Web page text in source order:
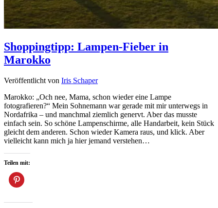
Shoppingtipp: Lampen-Fieber in
Marokko
Veröffentlicht von Iris Schaper
Marokko: „Och nee, Mama, schon wieder eine Lampe
fotografieren?“ Mein Sohnemann war gerade mit mir unterwegs in
Nordafrika – und manchmal ziemlich genervt. Aber das musste
einfach sein. So schöne Lampenschirme, alle Handarbeit, kein Stück
gleicht dem anderen. Schon wieder Kamera raus, und klick. Aber
vielleicht kann mich ja hier jemand verstehen…
Teilen mit: